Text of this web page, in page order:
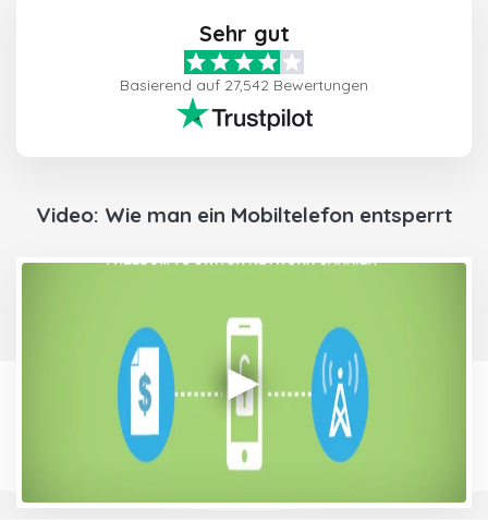
Sehr gut
Basierend auf 27,542 Bewertungen
Video: Wie man ein Mobiltelefon entsperrt